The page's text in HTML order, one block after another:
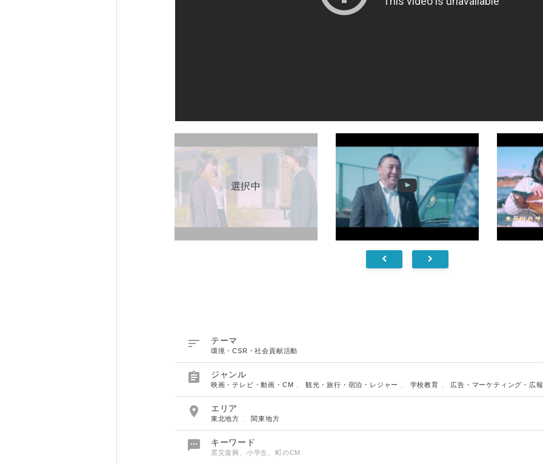
 テーマ
環境・CSR・社会貢献活動
 ジャンル
映画・テレビ・動画・CM 観光・旅行・宿泊・レジャー 学校教育 広告・マーケティング・広報
 エリア
東北地方 、関東地方
 キーワード
震災復興、小学生、町のCM
English